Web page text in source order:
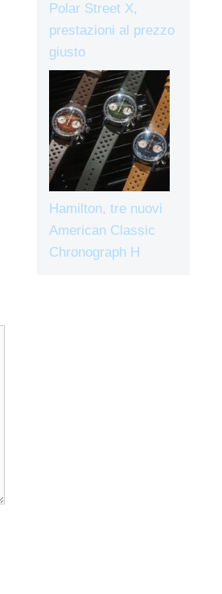
Polar Street X,
prestazioni al prezzo
giusto
Hamilton, tre nuovi
American Classic
Chronograph H